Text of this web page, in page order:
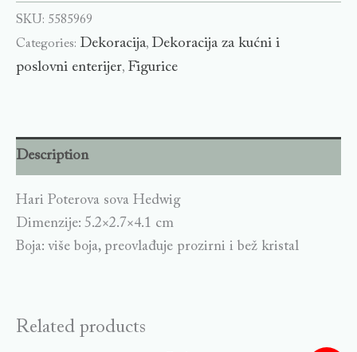
SKU: 5585969
Categories: Dekoracija, Dekoracija za kućni i
poslovni enterijer, Figurice
Description
Hari Poterova sova Hedwig
Dimenzije: 5.2×2.7×4.1 cm
Boja: više boja, preovlađuje prozirni i bež kristal
Related products